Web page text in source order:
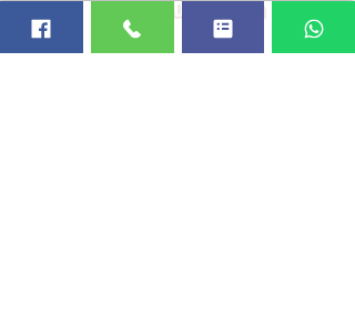
בשבע מתחלף שרון